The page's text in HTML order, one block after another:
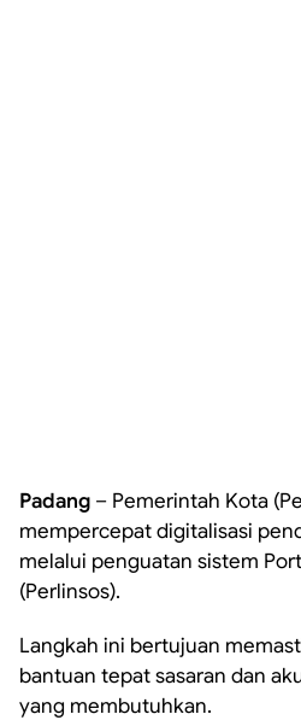
Padang – Pemerintah Kota
mempercepat digitalisasi
melalui penguatan sistem
(Perlinsos).
Langkah ini bertujuan
bantuan tepat sasaran dan
yang membutuhkan.